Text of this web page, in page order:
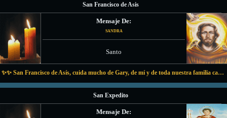
San Francisco de Asis
Mensaje De:
SANDRA
Santo
✨✨ San Francisco de Asís, cuida mucho de Gary, de mí y de toda nuestra familia canina Que esta Piedra Luna proteja esta casa Gracias; Amén ✨✨
San Expedito
Mensaje De: